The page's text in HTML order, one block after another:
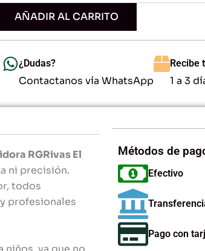
Escuadras
Transportador
AÑADIR AL CARRITO
¿Dudas?
Contactanos vía WhatsApp
Recibe
1 a 3
RGRivas El
ni precisión.
todos
profesionales
Métodos de
Efectivo
Pago con